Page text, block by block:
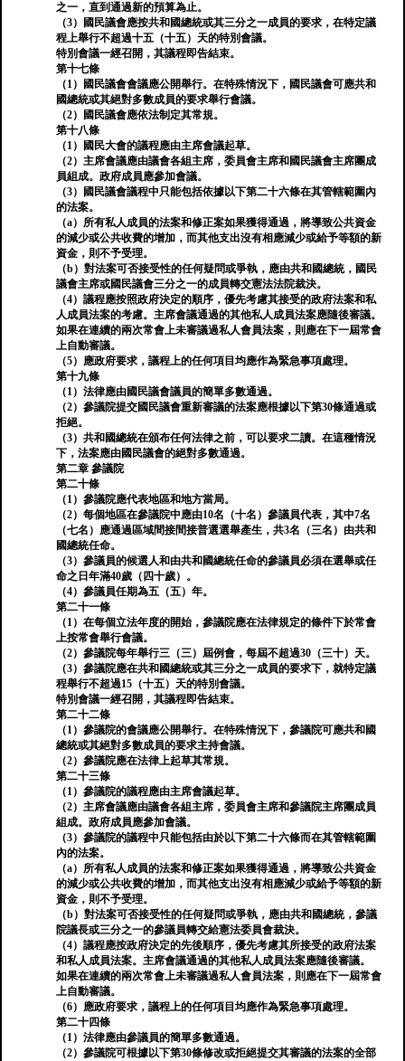
之一，直到通過新的預算為止。
（3）國民議會應按共和國總統或其三分之一成員的要求，在特定議
程上舉行不超過十五（十五）天的特別會議。
特別會議一經召開，其議程即告結束。
第十七條
（1）國民議會會議應公開舉行。在特殊情況下，國民議會可應共和
國總統或其絕對多數成員的要求舉行會議。
（2）國民議會應依法制定其常規。
第十八條
（1）國民大會的議程應由主席會議起草。
（2）主席會議應由議會各組主席，委員會主席和國民議會主席團成
員組成。政府成員應參加會議。
（3）國民議會議程中只能包括依據以下第二十六條在其管轄範圍內
的法案。
（a）所有私人成員的法案和修正案如果獲得通過，將導致公共資金
的減少或公共收費的增加，而其他支出沒有相應減少或給予等額的新
資金，則不予受理。
（b）對法案可否接受性的任何疑問或爭執，應由共和國總統，國民
議會主席或國民議會三分之一的成員轉交憲法法院裁決。
（4）議程應按照政府決定的順序，優先考慮其接受的政府法案和私
人成員法案的考慮。主席會議通過的其他私人成員法案應隨後審議。
如果在連續的兩次常會上未審議過私人會員法案，則應在下一屆常會
上自動審議。
（5）應政府要求，議程上的任何項目均應作為緊急事項處理。
第十九條
（1）法律應由國民議會議員的簡單多數通過。
（2）參議院提交國民議會重新審議的法案應根據以下第30條通過或
拒絕。
（3）共和國總統在頒布任何法律之前，可以要求二讀。在這種情況
下，法案應由國民議會的絕對多數通過。
第二章 參議院
第二十條
（1）參議院應代表地區和地方當局。
（2）每個地區在參議院中應由10名（十名）參議員代表，其中7名
（七名）應通過區域間接間接普選選舉產生，共3名（三名）由共和
國總統任命。
（3）參議員的候選人和由共和國總統任命的參議員必須在選舉或任
命之日年滿40歲（四十歲）。
（4）參議員任期為五（五）年。
第二十一條
（1）在每個立法年度的開始，參議院應在法律規定的條件下於常會
上按常會舉行會議。
（2）參議院每年舉行三（三）屆例會，每屆不超過30（三十）天。
（3）參議院應在共和國總統或其三分之一成員的要求下，就特定議
程舉行不超過15（十五）天的特別會議。
特別會議一經召開，其議程即告結束。
第二十二條
（1）參議院的會議應公開舉行。在特殊情況下，參議院可應共和國
總統或其絕對多數成員的要求主持會議。
（2）參議院應在法律上起草其常規。
第二十三條
（1）參議院的議程應由主席會議起草。
（2）主席會議應由議會各組主席，委員會主席和參議院主席團成員
組成。政府成員應參加會議。
（3）參議院的議程中只能包括由於以下第二十六條而在其管轄範圍
內的法案。
（a）所有私人成員的法案和修正案如果獲得通過，將導致公共資金
的減少或公共收費的增加，而其他支出沒有相應減少或給予等額的新
資金，則不予受理。
（b）對法案可否接受性的任何疑問或爭執，應由共和國總統，參議
院議長或三分之一的參議員轉交給憲法委員會裁決。
（4）議程應按政府決定的先後順序，優先考慮其所接受的政府法案
和私人成員法案。主席會議通過的其他私人成員法案應隨後審議。
如果在連續的兩次常會上未審議過私人會員法案，則應在下一屆常會
上自動審議。
（6）應政府要求，議程上的任何項目均應作為緊急事項處理。
第二十四條
（1）法律應由參議員的簡單多數通過。
（2）參議院可根據以下第30條修改或拒絕提交其審議的法案的全部